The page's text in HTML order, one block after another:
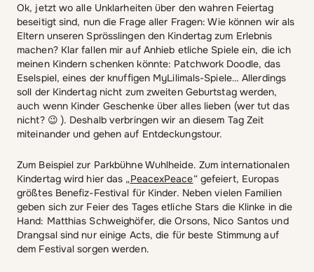
Ok, jetzt wo alle Unklarheiten über den wahren Feiertag
beseitigt sind, nun die Frage aller Fragen: Wie können wir als
Eltern unseren Sprösslingen den Kindertag zum Erlebnis
machen? Klar fallen mir auf Anhieb etliche Spiele ein, die ich
meinen Kindern schenken könnte: Patchwork Doodle, das
Eselspiel, eines der knuffigen MyLilimals-Spiele… Allerdings
soll der Kindertag nicht zum zweiten Geburtstag werden,
auch wenn Kinder Geschenke über alles lieben (wer tut das
nicht? 😉 ). Deshalb verbringen wir an diesem Tag Zeit
miteinander und gehen auf Entdeckungstour.
Zum Beispiel zur Parkbühne Wuhlheide. Zum internationalen
Kindertag wird hier das „PeacexPeace“ gefeiert, Europas
größtes Benefiz-Festival für Kinder. Neben vielen Familien
geben sich zur Feier des Tages etliche Stars die Klinke in die
Hand: Matthias Schweighöfer, die Orsons, Nico Santos und
Drangsal sind nur einige Acts, die für beste Stimmung auf
dem Festival sorgen werden.